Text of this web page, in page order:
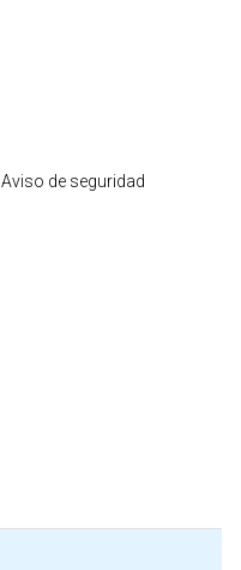
Aviso de seguridad